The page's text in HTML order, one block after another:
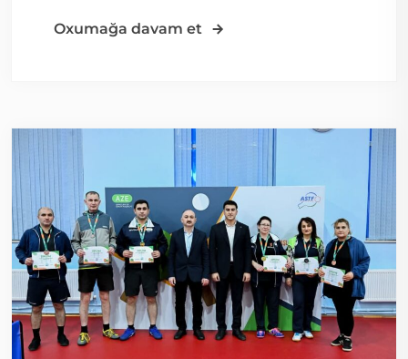
Oxumağa davam et